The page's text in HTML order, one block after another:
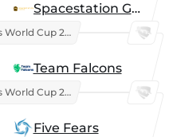
Spacestation Gaming
Esports World Cup 2026
Team Falcons
Esports World Cup 2026
Five Fears